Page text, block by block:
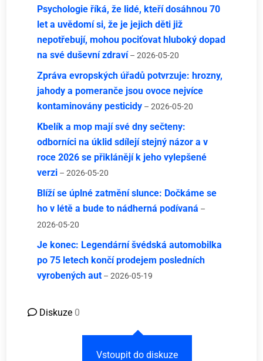
Psychologie říká, že lidé, kteří dosáhnou 70
let a uvědomí si, že je jejich děti již
nepotřebují, mohou pociťovat hluboký dopad
na své duševní zdraví – 2026-05-20
Zpráva evropských úřadů potvrzuje: hrozny,
jahody a pomeranče jsou ovoce nejvíce
kontaminovány pesticidy – 2026-05-20
Kbelík a mop mají své dny sečteny:
odborníci na úklid sdílejí stejný názor a v
roce 2026 se přiklánějí k jeho vylepšené
verzi – 2026-05-20
Blíží se úplné zatmění slunce: Dočkáme se
ho v létě a bude to nádherná podívaná –
2026-05-20
Je konec: Legendární švédská automobilka
po 75 letech končí prodejem posledních
vyrobených aut – 2026-05-19
Diskuze 0
Vstoupit do diskuze